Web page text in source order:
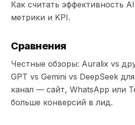
Как считать эффективность
метрики и KPI.
Сравнения
Честные обзоры: Auralix vs
GPT vs Gemini vs DeepSeek
канал — сайт, WhatsApp или
больше конверсий в лид.